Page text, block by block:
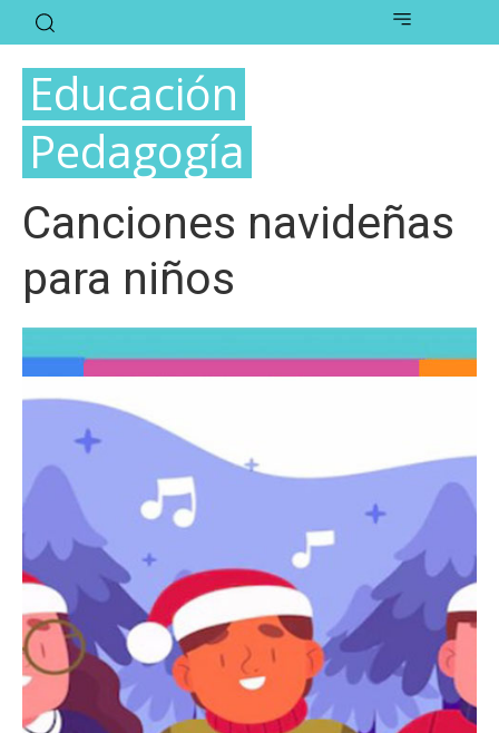
Educación
Pedagogía
Canciones navideñas
para niños